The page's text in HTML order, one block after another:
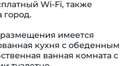
Wi-Fi, также
город.
имеется
кухня с обеденным
ванная комната с